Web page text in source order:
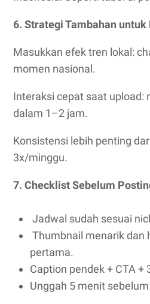
6. Strategi Tambahan untuk
Masukkan efek tren lokal:
momen nasional.
Interaksi cepat saat upload:
dalam 1–2 jam.
Konsistensi lebih penting
3x/minggu.
7. Checklist Sebelum
Jadwal sudah sesuai
Thumbnail menarik dan
pertama.
Caption pendek + CTA
Unggah 5 menit